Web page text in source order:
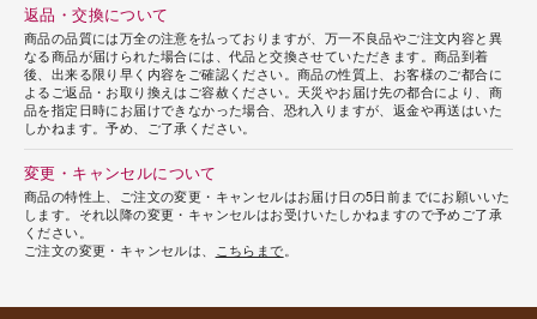
返品・交換について
商品の品質には万全の注意を払っておりますが、万一不良品やご注文内容と異
なる商品が届けられた場合には、代品と交換させていただきます。商品到着
後、出来る限り早く内容をご確認ください。商品の性質上、お客様のご都合に
よるご返品・お取り換えはご容赦ください。天災やお届け先の都合により、商
品を指定日時にお届けできなかった場合、恐れ入りますが、返金や再送はいた
しかねます。予め、ご了承ください。
変更・キャンセルについて
商品の特性上、ご注文の変更・キャンセルはお届け日の5日前までにお願いいた
します。それ以降の変更・キャンセルはお受けいたしかねますので予めご了承
ください。
ご注文の変更・キャンセルは、
こちらまで